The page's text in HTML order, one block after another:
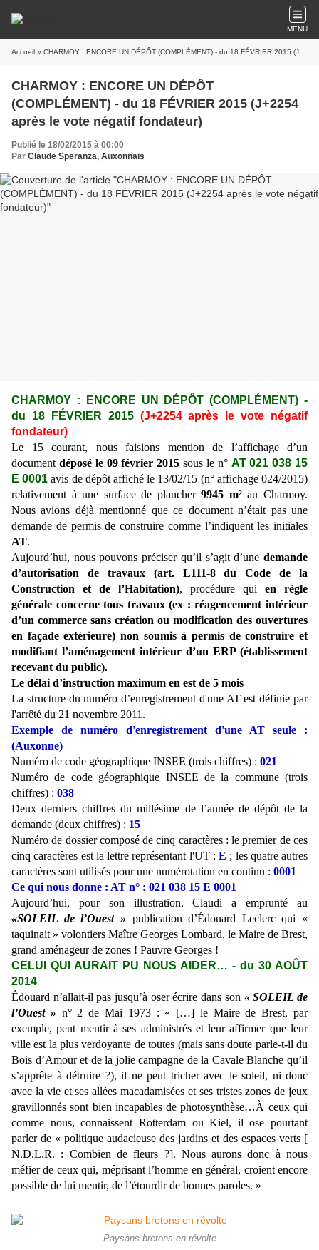
MENU
Accueil » CHARMOY : ENCORE UN DÉPÔT (COMPLÉMENT) - du 18 FÉVRIER 2015 (J+2254 après le vote négatif fondateur)
CHARMOY : ENCORE UN DÉPÔT
(COMPLÉMENT) - du 18 FÉVRIER 2015 (J+2254
après le vote négatif fondateur)
Publié le 18/02/2015 à 00:00
Par Claude Speranza, Auxonnais
CHARMOY : ENCORE UN DÉPÔT (COMPLÉMENT) -
du 18 FÉVRIER 2015 (J+2254 après le vote négatif
fondateur)
Le 15 courant, nous faisions mention de l’affichage d’un
document déposé le 09 février 2015 sous le n° AT 021 038 15
E 0001 avis de dépôt affiché le 13/02/15 (n° affichage 024/2015)
relativement à une surface de plancher9945 m²au Charmoy.
Nous avions déjà mentionné que ce document n’était pas une
demande de permis de construire comme l’indiquent les initiales
AT.
Aujourd’hui, nous pouvons préciser qu’il s’agit d’une demande
d’autorisation de travaux (art. L111-8 du Code de la
Construction et de l’Habitation), procédure qui en règle
générale concerne tous travaux (ex : réagencement intérieur
d’un commerce sans création ou modification des ouvertures
en façade extérieure) non soumis à permis de construire et
modifiant l’aménagement intérieur d’un ERP (établissement
recevant du public).
Le délai d’instruction maximum en est de 5 mois
La structure du numéro d’enregistrement d'une AT est définie par
l'arrêté du 21 novembre 2011.
Exemple de numéro d'enregistrement d'une AT seule :
(Auxonne)
Numéro de code géographique INSEE (trois chiffres) : 021
Numéro de code géographique INSEE de la commune (trois
chiffres) : 038
Deux derniers chiffres du millésime de l’année de dépôt de la
demande (deux chiffres) : 15
Numéro de dossier composé de cinq caractères : le premier de ces
cinq caractères est la lettre représentant l'UT : E ; les quatre autres
caractères sont utilisés pour une numérotation en continu : 0001
Ce qui nous donne : AT n° : 021 038 15 E 0001
Aujourd’hui, pour son illustration, Claudi a emprunté au
«SOLEIL de l’Ouest » publication d’Édouard Leclerc qui «
taquinait » volontiers Maître Georges Lombard, le Maire de Brest,
grand aménageur de zones ! Pauvre Georges !
CELUI QUI AURAIT PU NOUS AIDER… - du 30 AOÛT
2014
Édouard n’allait-il pas jusqu’à oser écrire dans son « SOLEIL de
l’Ouest » n° 2 de Mai 1973 : « […] le Maire de Brest, par
exemple, peut mentir à ses administrés et leur affirmer que leur
ville est la plus verdoyante de toutes (mais sans doute parle-t-il du
Bois d’Amour et de la jolie campagne de la Cavale Blanche qu’il
s’apprête à détruire ?), il ne peut tricher avec le soleil, ni donc
avec la vie et ses allées macadamisées et ses tristes zones de jeux
gravillonnés sont bien incapables de photosynthèse…À ceux qui
comme nous, connaissent Rotterdam ou Kiel, il ose pourtant
parler de « politique audacieuse des jardins et des espaces verts [
N.D.L.R. : Combien de fleurs ?]. Nous aurons donc à nous
méfier de ceux qui, méprisant l’homme en général, croient encore
possible de lui mentir, de l’étourdir de bonnes paroles. »
Paysans bretons en révolte